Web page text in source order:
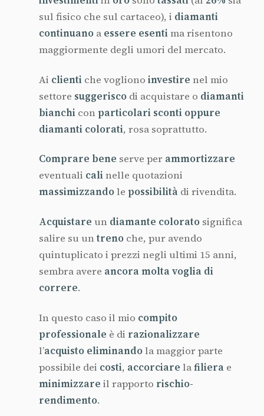
sul fisico che sul cartaceo), i diamanti
continuano a essere esentima risentono
maggiormente degli umori del mercato.
Ai clienti che vogliono investire nel mio
settore suggerisco di acquistare o diamanti
bianchi con particolari sconti oppure
diamanti colorati, rosa soprattutto.
Comprare bene serve per ammortizzare
eventuali calinelle quotazioni
massimizzandole possibilità di rivendita.
Acquistare un diamante colorato significa
salire su untreno che, pur avendo
quintuplicato i prezzi negli ultimi 15 anni,
sembra avere ancora molta voglia di
correre.
In questo caso il mio compito
professionale è di razionalizzare
l’acquisto eliminandola maggior parte
possibile dei costi, accorciare lafiliera e
minimizzare il rapporto rischio-
rendimento.